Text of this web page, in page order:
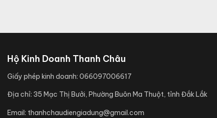
Hộ Kinh Doanh Thanh Châu
Giấy phép kinh doanh: 066097006617
Địa chỉ: 35 Mạc Thị Bưởi, Phường Buôn Ma Thuột, tỉnh Đắk Lắk
Email: thanhchaudiengiadung@gmail.com